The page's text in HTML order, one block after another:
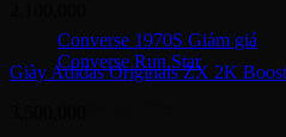
Converse 1970S
Converse Run Star
Giày Adidas Originals ZX 2K